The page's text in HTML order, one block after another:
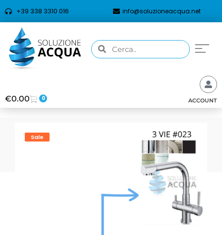
+39 338 3310 016 info@soluzioneacqua.net
€0.00 0 ACCOUNT
Sale